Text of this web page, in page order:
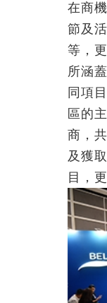
在商
節及
等，
所涵
同項
區的
商，
及獲
目，